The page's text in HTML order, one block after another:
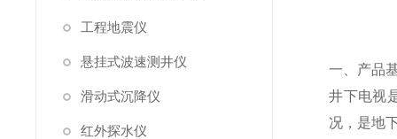
工程地震仪
悬挂式波速测井仪
滑动式沉降仪
红外探水仪
一、产品
井下电视
况，是地